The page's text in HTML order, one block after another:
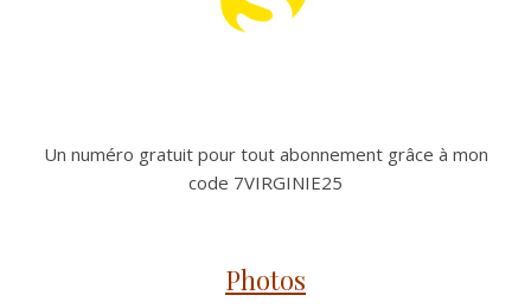
Un numéro gratuit pour tout abonnement grâce à mon
code 7VIRGINIE25
Photos